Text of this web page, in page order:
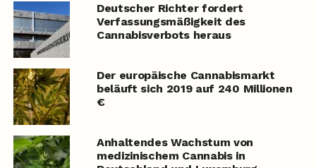
Deutscher Richter fordert
Verfassungsmäßigkeit des
Cannabisverbots heraus
Der europäische Cannabismarkt
beläuft sich 2019 auf 240 Millionen
€
Anhaltendes Wachstum von
medizinischem Cannabis in